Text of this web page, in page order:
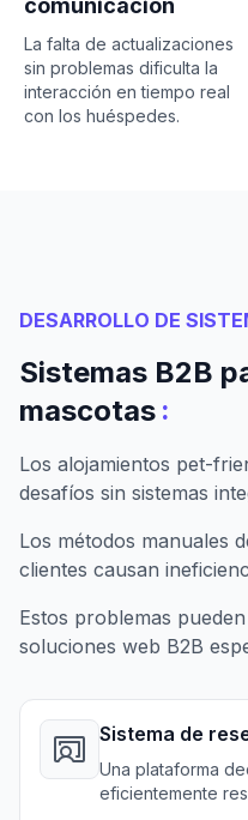
comunicación
La falta de actualizaciones
sin problemas dificulta la
interacción en tiempo real
con los huéspedes.
DESARROLLO DE
Sistemas B2B
mascotas :
Los alojamientos pet-
desafíos sin sistemas
Los métodos manuales
clientes causan
Estos problemas
soluciones web B2B
Sistema de
mascotas
Una plataforma
eficientemente